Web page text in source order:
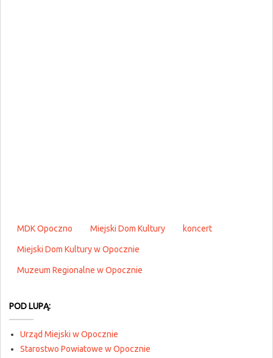
MDK Opoczno Miejski Dom Kultury koncert
Miejski Dom Kultury w Opocznie
Muzeum Regionalne w Opocznie
POD LUPĄ:
Urząd Miejski w Opocznie
Starostwo Powiatowe w Opocznie